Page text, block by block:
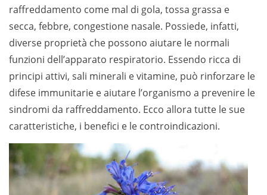
raffreddamento come mal di gola, tossa grassa e
secca, febbre, congestione nasale. Possiede, infatti,
diverse proprietà che possono aiutare le normali
funzioni dell’apparato respiratorio. Essendo ricca di
principi attivi, sali minerali e vitamine, può rinforzare le
difese immunitarie e aiutare l’organismo a prevenire le
sindromi da raffreddamento. Ecco allora tutte le sue
caratteristiche, i benefici e le controindicazioni.